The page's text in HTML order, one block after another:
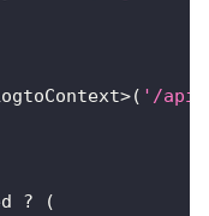
>( '/api/
?
(